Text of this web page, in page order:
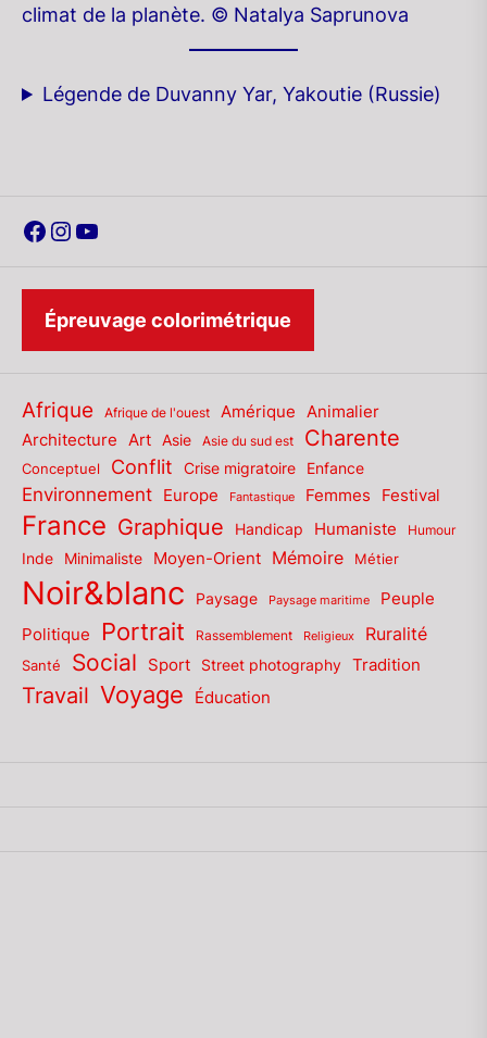
climat de la planète. © Natalya Saprunova
Légende de Duvanny Yar, Yakoutie (Russie)
Facebook
Instagram
YouTube
Épreuvage colorimétrique
Afrique Afrique de l'ouest Amérique Animalier
Architecture
Art Asie Asie du sud est Charente
Conceptuel Conflit Crise migratoire Enfance
Environnement Europe Fantastique Femmes Festival
France Graphique Handicap Humaniste Humour
Inde Minimaliste Moyen-Orient Mémoire Métier
Noir&blanc Paysage Paysage maritime Peuple
Politique Portrait Rassemblement Religieux Ruralité
Santé Social Sport Street photography Tradition
Travail Voyage Éducation